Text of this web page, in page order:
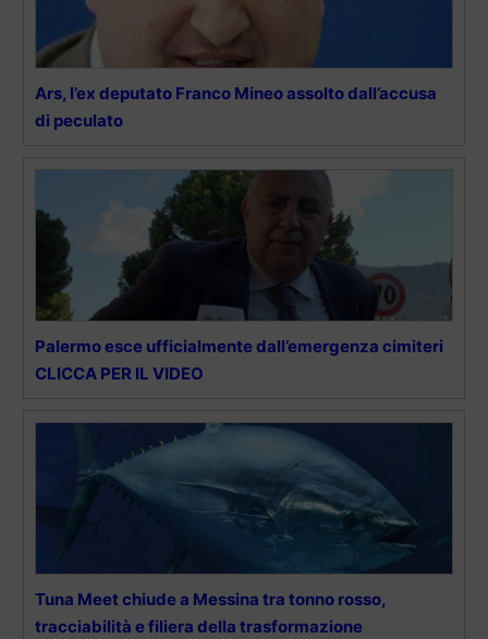
Ars, l’ex deputato Franco Mineo assolto dall’accusa
di peculato
Palermo esce ufficialmente dall’emergenza cimiteri
CLICCA PER IL VIDEO
Tuna Meet chiude a Messina tra tonno rosso,
tracciabilità e filiera della trasformazione